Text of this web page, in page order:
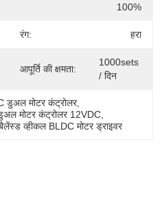
100%
रंग: हरा
आपूर्ति की क्षमता:
1000sets
/ दिन
डुअल मोटर कंट्रोलर,
मोटर कंट्रोलर 12VDC
व्हीकल BLDC मोटर ड्राइवर